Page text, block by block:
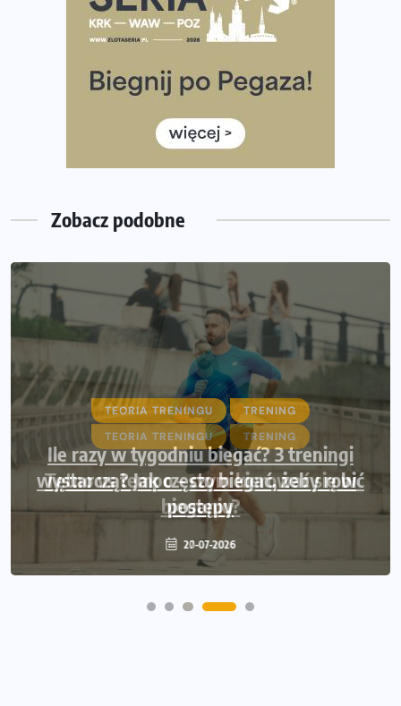
Tętno vs tempo – czym kierować się w bieganiu?
Co ma dużo białka? Produkty, które warto włączyć do
Rozbiegany Olsztyn szykuje się na weekend z
Już w tę sobotę 35. Bieg Powstania Warszawskiego.
Wystartuje rekordowa liczba uczestników
Zobacz podobne
TEORIA TRENINGU TRENING
Ile razy w tygodniu biegać? 3 treningi
wystarczą? Jak często biegać, żeby robić
postępy
20-07-2026